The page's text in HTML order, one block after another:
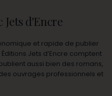
Jets d'Encre
et rapide de publier
Jets d’Encre comptent
aussi bien des romans,
ouvrages professionnels et